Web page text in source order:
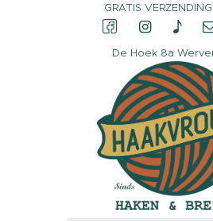
GRATIS
De Hoek 8a
CONTACT &
OVER
MIJN ACCOUNT